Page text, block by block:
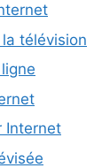
télévision
Internet